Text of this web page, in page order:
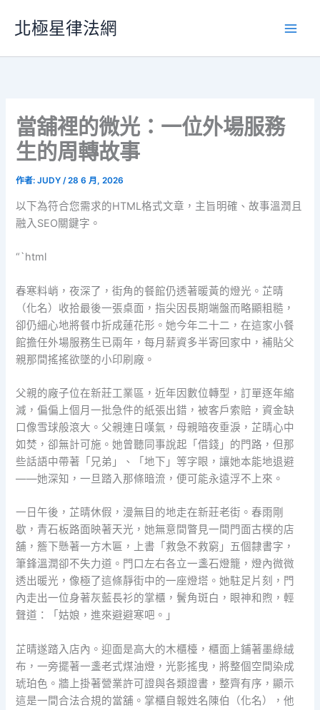
要
北極星律法網
當舖裡的微光：一位外場服務
生的周轉故事
作者:JUDY/28 6 月, 2026
以下為符合您需求的HTML格式文章，主旨明確、故事溫潤且
融入SEO關鍵字。
“`html
春寒料峭，夜深了，街角的餐館仍透著暖黃的燈光。芷晴
（化名）收拾最後一張桌面，指尖因長期端盤而略顯粗糙，
卻仍細心地將餐巾折成蓮花形。她今年二十二，在這家小餐
館擔任外場服務生已兩年，每月薪資多半寄回家中，補貼父
親那間搖搖欲墜的小印刷廠。
父親的廠子位在新莊工業區，近年因數位轉型，訂單逐年縮
減，偏偏上個月一批急件的紙張出錯，被客戶索賠，資金缺
口像雪球般滾大。父親連日嘆氣，母親暗夜垂淚，芷晴心中
如焚，卻無計可施。她曾聽同事說起「借錢」的門路，但那
些話語中帶著「兄弟」、「地下」等字眼，讓她本能地退避
——她深知，一旦踏入那條暗流，便可能永遠浮不上來。
一日午後，芷晴休假，漫無目的地走在新莊老街。春雨剛
歇，青石板路面映著天光，她無意間瞥見一間門面古樸的店
舖，簷下懸著一方木匾，上書「救急不救窮」五個隸書字，
筆鋒溫潤卻不失力道。門口左右各立一盞石燈籠，燈內微微
透出暖光，像極了這條靜街中的一座燈塔。她駐足片刻，門
內走出一位身著灰藍長衫的掌櫃，鬢角斑白，眼神和煦，輕
聲道：「姑娘，進來避避寒吧。」
芷晴遂踏入店內。迎面是高大的木櫃檯，櫃面上鋪著墨綠絨
布，一旁擺著一盞老式煤油燈，光影搖曳，將整個空間染成
琥珀色。牆上掛著營業許可證與各類證書，整齊有序，顯示
這是一間合法合規的當舖。掌櫃自報姓名陳伯（化名），他